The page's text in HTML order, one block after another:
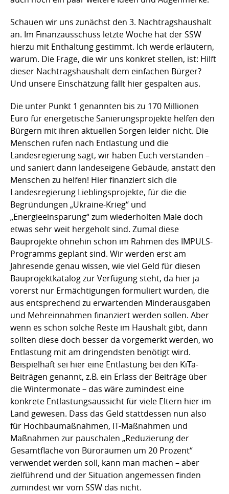
Schauen wir uns zunächst den 3. Nachtragshaushalt
an. Im Finanzausschuss letzte Woche hat der SSW
hierzu mit Enthaltung gestimmt. Ich werde erläutern,
warum. Die Frage, die wir uns konkret stellen, ist: Hilft
dieser Nachtragshaushalt dem einfachen Bürger?
Und unsere Einschätzung fällt hier gespalten aus.
Die unter Punkt 1 genannten bis zu 170 Millionen
Euro für energetische Sanierungsprojekte helfen den
Bürgern mit ihren aktuellen Sorgen leider nicht. Die
Menschen rufen nach Entlastung und die
Landesregierung sagt, wir haben Euch verstanden –
und saniert dann landeseigene Gebäude, anstatt den
Menschen zu helfen! Hier finanziert sich die
Landesregierung Lieblingsprojekte, für die die
Begründungen „Ukraine-Krieg“ und
„Energieeinsparung“ zum wiederholten Male doch
etwas sehr weit hergeholt sind. Zumal diese
Bauprojekte ohnehin schon im Rahmen des IMPULS-
Programms geplant sind. Wir werden erst am
Jahresende genau wissen, wie viel Geld für diesen
Bauprojektkatalog zur Verfügung steht, da hier ja
vorerst nur Ermächtigungen formuliert wurden, die
aus entsprechend zu erwartenden Minderausgaben
und Mehreinnahmen finanziert werden sollen. Aber
wenn es schon solche Reste im Haushalt gibt, dann
sollten diese doch besser da vorgemerkt werden, wo
Entlastung mit am dringendsten benötigt wird.
Beispielhaft sei hier eine Entlastung bei den KiTa-
Beiträgen genannt, z.B. ein Erlass der Beiträge über
die Wintermonate – das wäre zumindest eine
konkrete Entlastungsaussicht für viele Eltern hier im
Land gewesen. Dass das Geld stattdessen nun also
für Hochbaumaßnahmen, IT-Maßnahmen und
Maßnahmen zur pauschalen „Reduzierung der
Gesamtfläche von Büroräumen um 20 Prozent“
verwendet werden soll, kann man machen – aber
zielführend und der Situation angemessen finden
zumindest wir vom SSW das nicht.